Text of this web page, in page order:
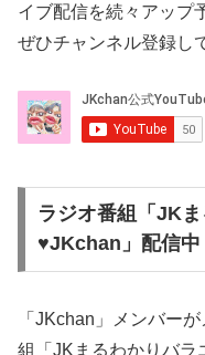
イブ配信を続々アップ
ぜひチャンネル登録し
ラジオ番組「JK
♥JKchan」配信中
「JKchan」メンバー
組「JKまるわかりバラ